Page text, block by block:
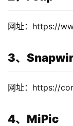
网址：https://
3、
网址：https://
4、MiPic